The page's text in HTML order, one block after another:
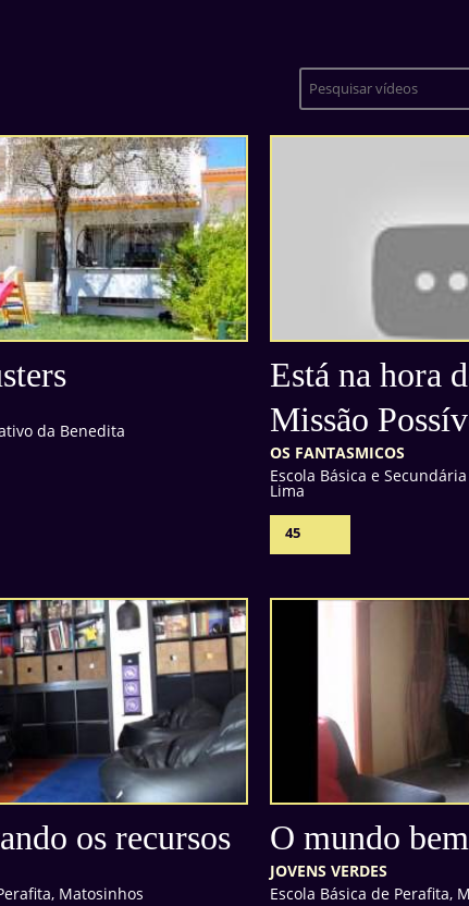
da Benedita
Está na hora
Missão
OS FANTASMICOS
Escola Básica e
Lima
45
os recursos
Matosinhos
O mundo
JOVENS VERDES
Escola Básica de Perafita,